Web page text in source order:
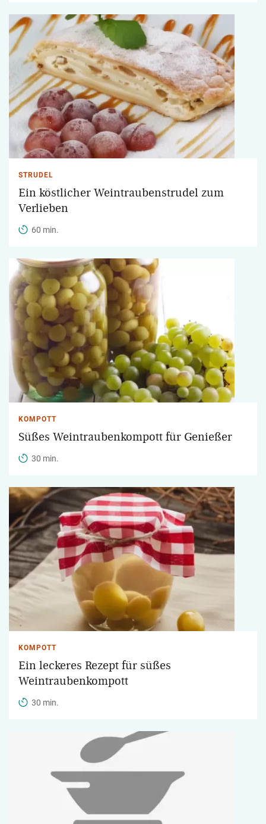
STRUDEL
Ein köstlicher Weintraubenstrudel zum
Verlieben
60 min.
KOMPOTT
Süßes Weintraubenkompott für Genießer
30 min.
KOMPOTT
Ein leckeres Rezept für süßes
Weintraubenkompott
30 min.